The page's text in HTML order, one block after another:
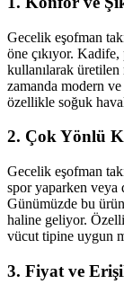
Gecelik eşofman
öne çıkıyor.
kullanılarak üretilen
zamanda modern
özellikle soğuk
2. Çok Yönlü
Gecelik eşofman
spor yaparken veya
Günümüzde bu
haline geliyor.
vücut tipine uygun
3. Fiyat ve